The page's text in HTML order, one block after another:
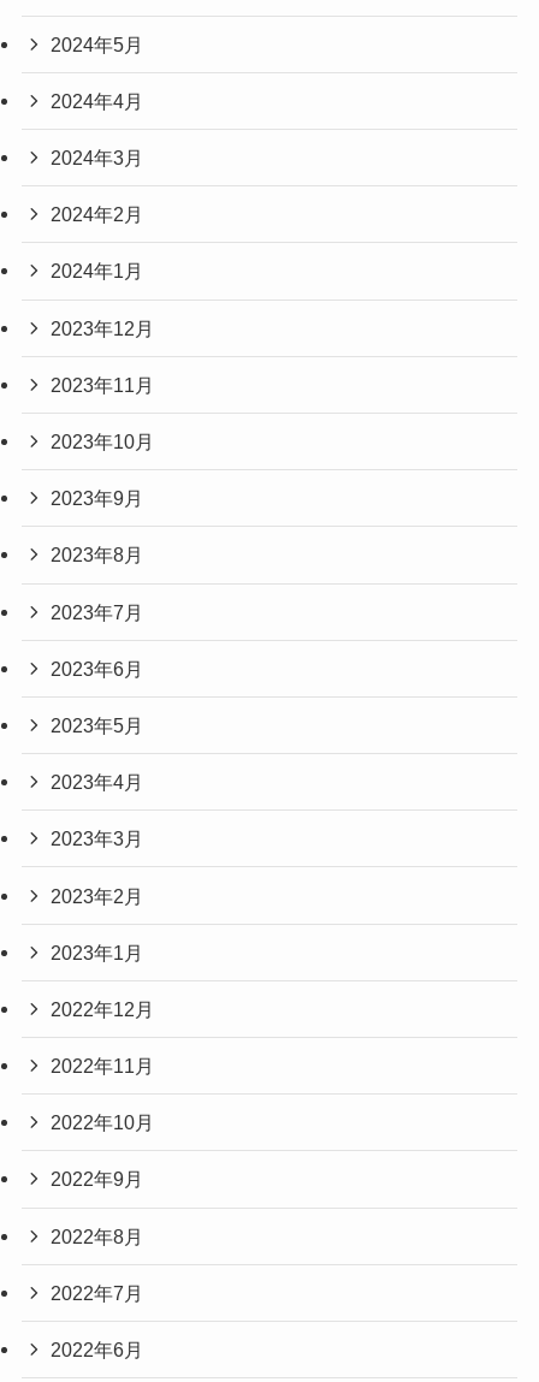
2024年5月
2024年4月
2024年3月
2024年2月
2024年1月
2023年12月
2023年11月
2023年10月
2023年9月
2023年8月
2023年7月
2023年6月
2023年5月
2023年4月
2023年3月
2023年2月
2023年1月
2022年12月
2022年11月
2022年10月
2022年9月
2022年8月
2022年7月
2022年6月